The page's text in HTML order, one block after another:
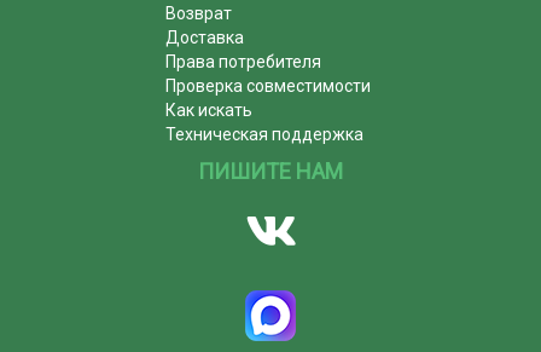
Возврат
Доставка
Права потребителя
Проверка совместимости
Как искать
Техническая поддержка
ПИШИТЕ НАМ